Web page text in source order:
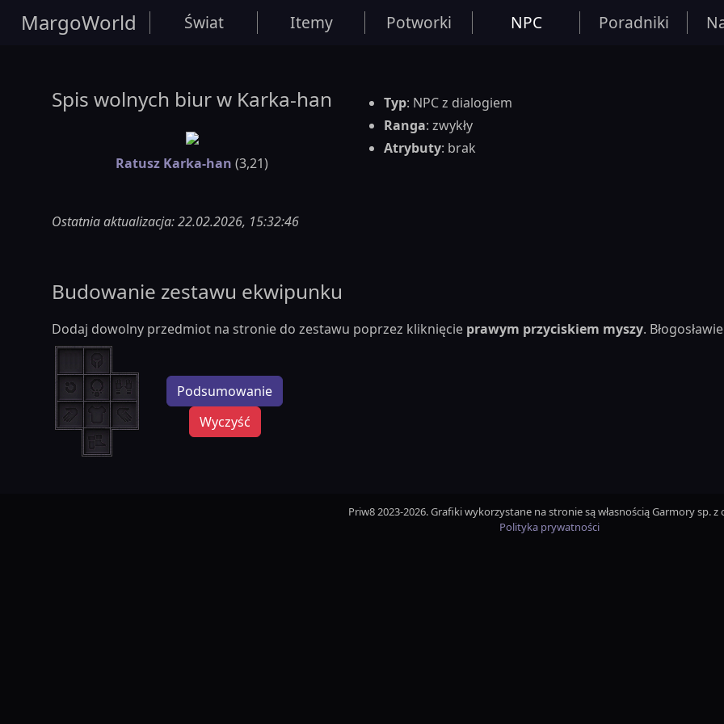
MargoWorld Świat Itemy Potworki NPC Poradniki
Spis wolnych biur w Karka-han
Ratusz Karka-han (3,21)
Typ: NPC z dialogiem
Ranga: zwykły
Atrybuty: brak
Ostatnia aktualizacja: 22.02.2026, 15:32:46
Budowanie zestawu ekwipunku
Dodaj dowolny przedmiot na stronie do zestawu poprzez kliknięcie prawym przyciskiem myszy.
Podsumowanie
Wyczyść
Priw8 2023-2026. Grafiki wykorzystane na stronie są własnością Garmory sp. z
Polityka prywatności